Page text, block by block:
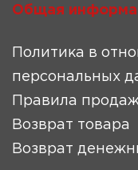
Общая
Политика в
персональных
Правила
Возврат товара
Возврат